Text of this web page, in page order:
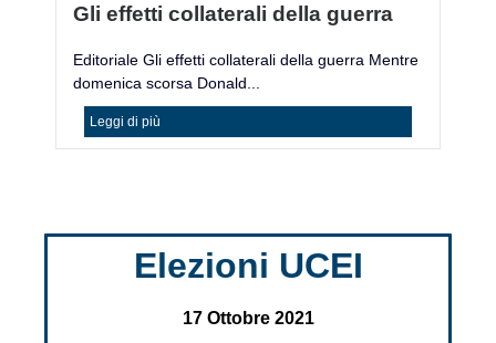
Gli effetti collaterali della guerra
Editoriale Gli effetti collaterali della guerra Mentre
domenica scorsa Donald...
Leggi di più
Elezioni UCEI
17 Ottobre 2021